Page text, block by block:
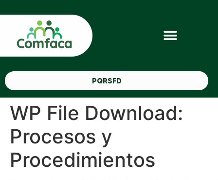
PQRSFD
WP File Download:
Procesos y
Procedimientos